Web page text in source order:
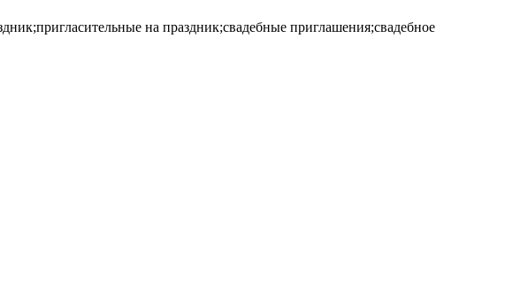
на праздник;свадебные приглашения;свадебное